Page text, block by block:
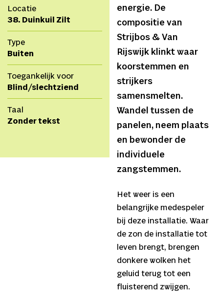
Locatie
38. Duinkuil Zilt
Type
Buiten
Toegankelijk voor
Blind/slechtziend
Taal
Zonder tekst
energie. De
compositie van
Strijbos & Van
Rijswijk klinkt waar
koorstemmen en
strijkers
samensmelten.
Wandel tussen de
panelen, neem plaats
en bewonder de
individuele
zangstemmen.
Het weer is een
belangrijke medespeler
bij deze installatie. Waar
de zon de installatie tot
leven brengt, brengen
donkere wolken het
geluid terug tot een
fluisterend zwijgen.